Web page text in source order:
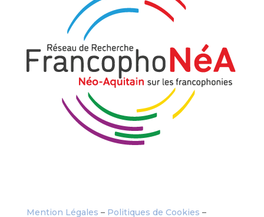
Mention Légales – Politiques de Cookies –